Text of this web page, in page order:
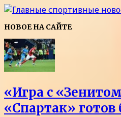
НОВОЕ НА САЙТЕ
«Игра с
«Спартак» готов